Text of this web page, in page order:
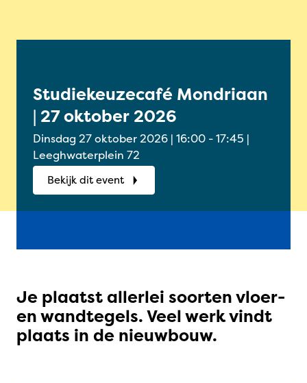
Studiekeuzecafé Mondriaan
| 27 oktober 2026
Dinsdag 27 oktober 2026 | 16:00 - 17:45 |
Leeghwaterplein 72
Bekijk dit event
Je plaatst allerlei soorten vloer-
en wandtegels. Veel werk vindt
plaats in de nieuwbouw.